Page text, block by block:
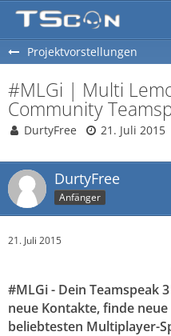
Projektvorstellungen
#MLGi | Multi
Community
DurtyFree 21. Juli 2015
DurtyFree
Anfänger
21. Juli 2015
#MLGi - Dein Teamspeak
neue Kontakte, finde
beliebtesten Multiplayer-